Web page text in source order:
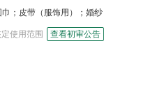
；皮带（服饰用）；婚纱
使用范围 查看初审公告